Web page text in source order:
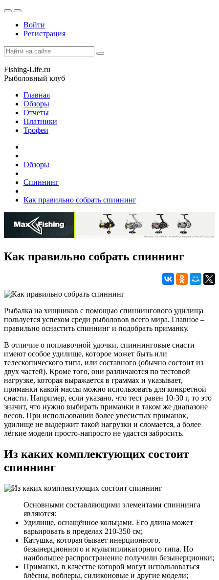
Войти
Регистрация
Fishing-Life.ru
Рыболовный клуб
Главная
Обзоры
Отчеты
Платники
Трофеи
Обзоры
Спиннинг
Как правильно собрать спиннинг
Как правильно собрать спиннинг
Рыбалка на хищников с помощью спиннингового удилища
пользуется успехом среди рыболовов всего мира. Главное –
правильно оснастить спиннинг и подобрать приманку.
В отличие о поплавочной удочки, спиннинговые снасти
имеют особое удилище, которое может быть или
телескопического типа, или составного (обычно состоит из
двух частей). Кроме того, они различаются по тестовой
нагрузке, которая выражается в граммах и указывает,
приманки какой массы можно использовать для конкретной
снасти. Например, если указано, что тест равен 10-30 г, то это
значит, что нужно выбирать приманки в таком же диапазоне
весов. При использовании более увесистых приманок,
удилище не выдержит такой нагрузки и сломается, а более
лёгкие модели просто-напросто не удастся забросить.
Из каких комплектующих состоит
спиннинг
Основными составляющими элементами спиннинга
являются:
Удилище, оснащённое кольцами. Его длина может
варьировать в пределах 210-350 см;
Катушка, которая бывает инерционного,
безынерционного и мультипликаторного типа. Но
наибольшее распространение получили безынерционки;
Приманка, в качестве которой могут использоваться
блёсны, воблеры, силиконовые и другие модели;